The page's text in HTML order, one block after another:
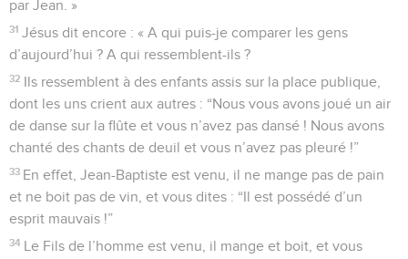
par Jean. »
31 Jésus dit encore : « A qui puis-je comparer les gens
d’aujourd’hui ? A qui ressemblent-ils ?
32 Ils ressemblent à des enfants assis sur la place publique,
dont les uns crient aux autres : “Nous vous avons joué un air
de danse sur la flûte et vous n’avez pas dansé ! Nous avons
chanté des chants de deuil et vous n’avez pas pleuré !”
33 En effet, Jean-Baptiste est venu, il ne mange pas de pain
et ne boit pas de vin, et vous dites : “Il est possédé d’un
esprit mauvais !”
34 Le Fils de l’homme est venu, il mange et boit, et vous